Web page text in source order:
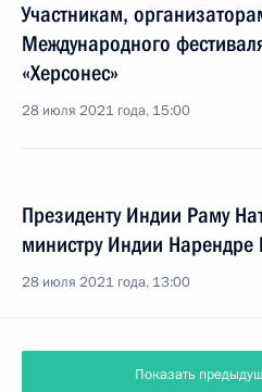
Участникам,
Международного
«Херсонес»
28 июля 2021 года, 15:00
Президенту Индии Раму
министру Индии
28 июля 2021 года, 13:00
Показать